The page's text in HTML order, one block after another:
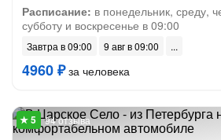
Расписание: в понедельник, среду,
субботу и воскресенье в 09:00
Завтра в 09:00 9 авг в 09:00
4960 ₽за человека
94 отзыва